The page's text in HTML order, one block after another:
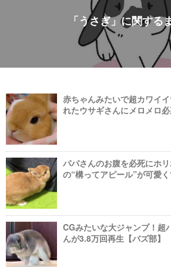
「うさぎ」に関する
赤ちゃんみたいで超カワイ
れたウサギさんにメロメロ必
パパさんのお腹を必死にホ
の“構ってアピール”が可愛
CGみたいな大ジャンプ！超
んが3.8万回再生【バズ部】